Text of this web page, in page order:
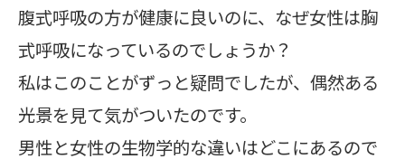
腹式呼吸の方が健康に良いのに、なぜ女性は胸
式呼吸になっているのでしょうか？
私はこのことがずっと疑問でしたが、偶然ある
光景を見て気がついたのです。
男性と女性の生物学的な違いはどこにあるので